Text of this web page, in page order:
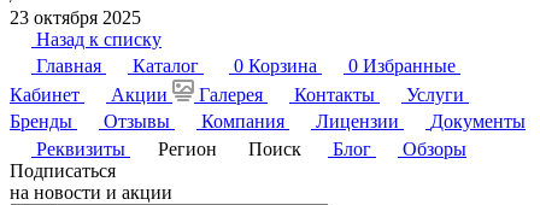
23 октября 2025
Назад к списку
Главная
Каталог 0 Корзина 0 Избранные
Кабинет
Акции Галерея Контакты
Услуги
Бренды
Отзывы Компания Лицензии
Документы
Реквизиты
Регион Поиск Блог
Обзоры
Подписаться
на новости и акции